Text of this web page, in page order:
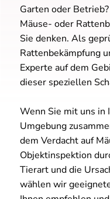
Garten oder
Mäuse- oder
Sie denken. Als
Rattenbekämpfung
Experte auf dem
dieser speziellen
Wenn Sie mit uns in
Umgebung
dem Verdacht auf
Objektinspektion
Tierart und die
wählen wir